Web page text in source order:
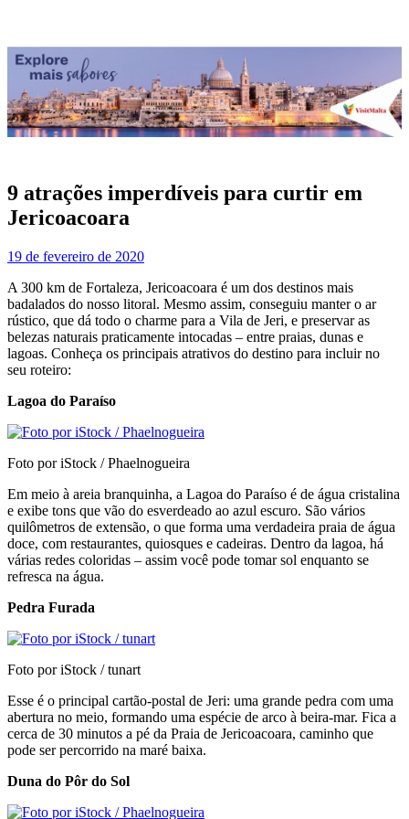
9 atrações imperdíveis para curtir em
Jericoacoara
19 de fevereiro de 2020
A 300 km de Fortaleza, Jericoacoara é um dos destinos mais
badalados do nosso litoral. Mesmo assim, conseguiu manter o ar
rústico, que dá todo o charme para a Vila de Jeri, e preservar as
belezas naturais praticamente intocadas – entre praias, dunas e
lagoas. Conheça os principais atrativos do destino para incluir no
seu roteiro:
Lagoa do Paraíso
Foto por iStock / Phaelnogueira
Em meio à areia branquinha, a Lagoa do Paraíso é de água cristalina
e exibe tons que vão do esverdeado ao azul escuro. São vários
quilômetros de extensão, o que forma uma verdadeira praia de água
doce, com restaurantes, quiosques e cadeiras. Dentro da lagoa, há
várias redes coloridas – assim você pode tomar sol enquanto se
refresca na água.
Pedra Furada
Foto por iStock / tunart
Esse é o principal cartão-postal de Jeri: uma grande pedra com uma
abertura no meio, formando uma espécie de arco à beira-mar. Fica a
cerca de 30 minutos a pé da Praia de Jericoacoara, caminho que
pode ser percorrido na maré baixa.
Duna do Pôr do Sol